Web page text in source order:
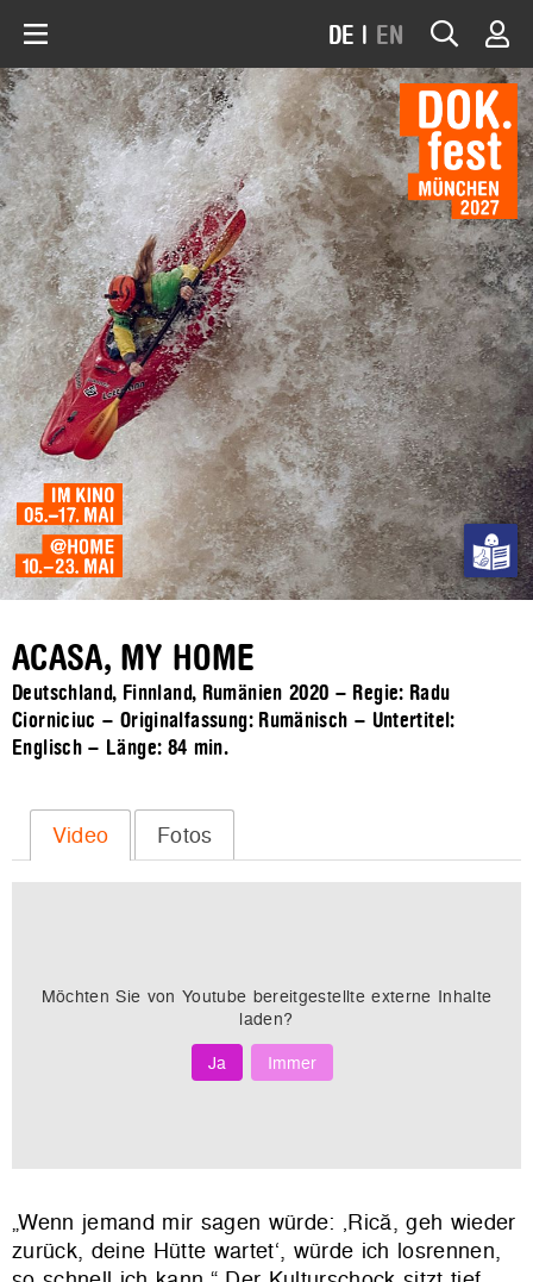
DE | EN
ACASA, MY HOME
Deutschland, Finnland, Rumänien 2020 – Regie: Radu
Ciorniciuc – Originalfassung: Rumänisch – Untertitel:
Englisch – Länge: 84 min.
Video Fotos
Möchten Sie von Youtube bereitgestellte externe Inhalte
laden?
Ja
Immer
„Wenn jemand mir sagen würde: ‚Rică, geh wieder
zurück, deine Hütte wartet‘, würde ich losrennen,